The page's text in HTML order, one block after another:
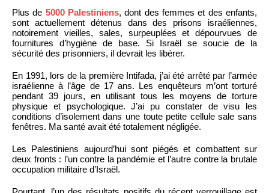
Plus de 5000 Palestiniens, dont des femmes et des enfants,
sont actuellement détenus dans des prisons israéliennes,
notoirement vieilles, sales, surpeuplées et dépourvues de
fournitures d’hygiène de base. Si Israël se soucie de la
sécurité des prisonniers, il devrait les libérer.
En 1991, lors de la première Intifada, j’ai été arrêté par l’armée
israélienne à l’âge de 17 ans. Les enquêteurs m’ont torturé
pendant 39 jours, en utilisant tous les moyens de torture
physique et psychologique. J’ai pu constater de visu les
conditions d’isolement dans une toute petite cellule sale sans
fenêtres. Ma santé avait été totalement négligée.
Les Palestiniens aujourd’hui sont piégés et combattent sur
deux fronts : l’un contre la pandémie et l’autre contre la brutale
occupation militaire d’Israël.